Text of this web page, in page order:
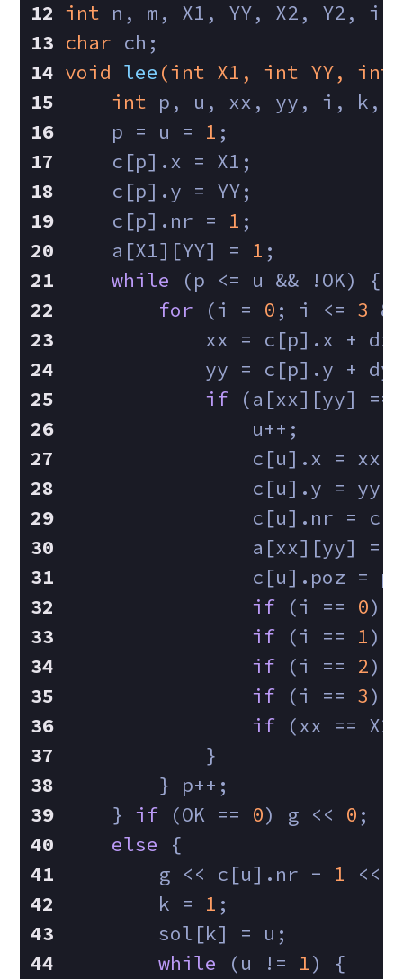
int n, m, X1, YY, X2, Y2,
char ch;
void lee (int X1, int YY, int
int p, u, xx, yy, i, k,
    p = u =
1 ;
    c[p].x = X1;
    c[p].y = YY;
    c[p].nr =
1 ;
    a[X1][YY] =
1 ;
while (p <= u && !OK) {
for (i = 0 ; i <= 3
xx = c[p].x +
yy = c[p].y +
if (a[xx][yy]
                u++;
                c[u].x = xx;
                c[u].y = yy;
c[u].nr =
                a[xx][yy] =
c[u].poz =
if (i == 0)
if (i == 1)
if (i == 2)
if (i == 3)
if (xx == X2
            }
        } p++;
    }
if (OK == 0) g << 0 ;
else {
        g << c[u].nr -
1 <<
        k =
1 ;
        sol[k] = u;
while (u != 1) {